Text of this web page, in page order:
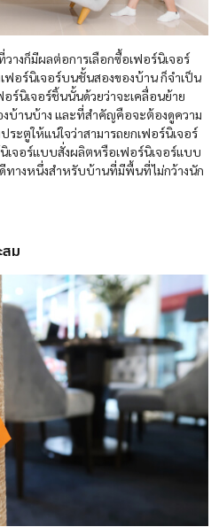
งก็มีผลต่อการเลือกซื้อเฟอร์นิเจอร์
ฟอร์นิเจอร์บนชั้นสองของบ้าน ก็จำเป็น
ร์นิเจอร์ชิ้นนั้นด้วยว่าจะเคลื่อนย้าย
งบ้านบ้าง และที่สำคัญคือจะต้องดูความ
ระตูให้แน่ใจว่าสามารถยกเฟอร์นิเจอร์
เจอร์แบบสั่งผลิตหรือเฟอร์นิเจอร์แบบ
ทางหนึ่งสำหรับบ้านที่มีพื้นที่ไม่กว้างนัก
ม